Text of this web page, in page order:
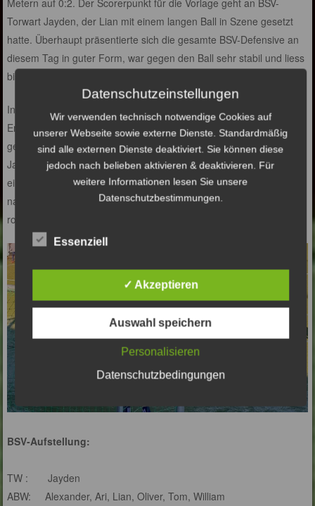
Torwart Jayden, der Lian mit einem langen Ball in Szene gesetzt
hatte. Überhaupt präsentierte sich die gesamte BSV-Defensive an
diesem Tag in guter Form, war gegen den Ball sehr stabil und liess
bis auf ein paar Weitschüsse überhaupt rein gar nichts zu.
In der zweiten Hälfte schraubte der Barsbütteler Nachwuchs das
Ergebnis durch Tore von Jaydon, Malik und Nico noch auf 0:5 und
gewann am Ende auch in der Höhe sehr verdient. Die BSV-Trainer
Jan Zillken und Rico Baltruschat waren unterm Strich absolut
einverstanden mit der Leistung ihrer Mannschaft und freuten sich
natürlich auch über die gelungene Premiere in den neuen weiss-
roten Trikots.
BSV-Aufstellung:
TW :
Jayden
ABW:
Alexander, Ari, Lian, Oliver, Tom, William
Datenschutzeinstellungen
Wir verwenden technisch notwendige Cookies auf
unserer Webseite sowie externe Dienste. Standardmäßig
sind alle externen Dienste deaktiviert. Sie können diese
jedoch nach belieben aktivieren & deaktivieren. Für
weitere Informationen lesen Sie unsere
Datenschutzbestimmungen.
Essenziell
✓ Akzeptieren
Auswahl speichern
Personalisieren
Datenschutzbedingungen